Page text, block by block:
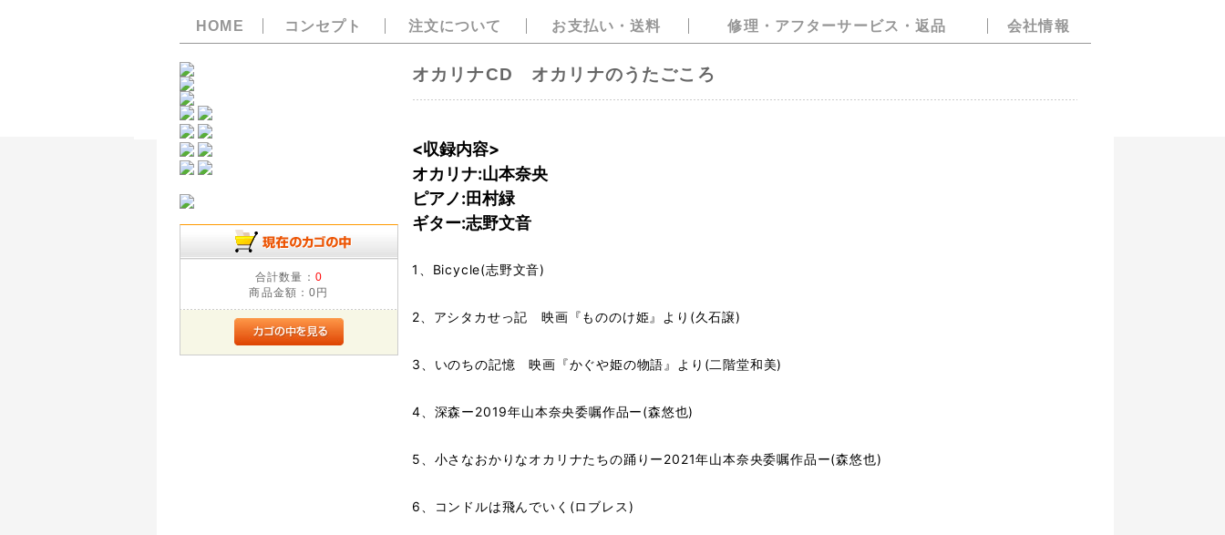
HOME コンセプト 注文について お支払い・送料 修理・アフターサービス・返品 会社情報
合計数量： 0
商品金額：0円
オカリナCD オカリナのうたごころ
<収録内容>
オカリナ:山本奈央
ピアノ:田村緑
ギター:志野文音
1、Bicycle(志野文音)
2、アシタカせっ記 映画『もののけ姫』より(久石譲)
3、いのちの記憶 映画『かぐや姫の物語』より(二階堂和美)
4、深森ー2019年山本奈央委嘱作品ー(森悠也)
5、小さなおかりなオカリナたちの踊り ー2021年山本奈央委嘱作品ー(森悠也)
6、コンドルは飛んでいく(ロブレス)